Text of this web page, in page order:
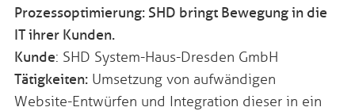
Prozessoptimierung: SHD bringt Bewegung in die
IT ihrer Kunden.
Kunde: SHD System-Haus-Dresden GmbH
Tätigkeiten:Umsetzung von aufwändigen
Website-Entwürfen und Integration dieser in ein